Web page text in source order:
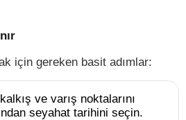
için gereken basit adımlar:
ve varış noktalarını
seyahat tarihini seçin.